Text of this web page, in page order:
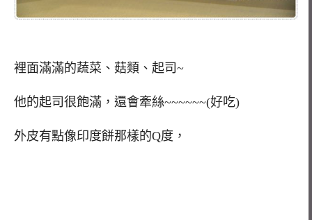
裡面滿滿的蔬菜、菇類、起司~
他的起司很飽滿，還會牽絲~~~~~~(好吃)
外皮有點像印度餅那樣的Q度，